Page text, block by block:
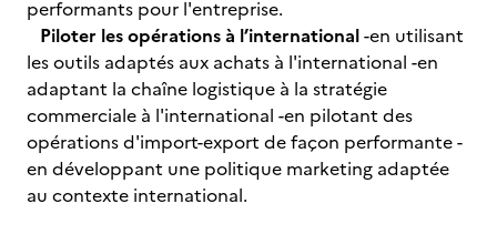
performants pour l'entreprise.
Piloter les opérations à l’international-en utilisant
les outils adaptés aux achats à l'international -en
adaptant la chaîne logistique à la stratégie
commerciale à l'international -en pilotant des
opérations d'import-export de façon performante -
en développant une politique marketing adaptée
au contexte international.